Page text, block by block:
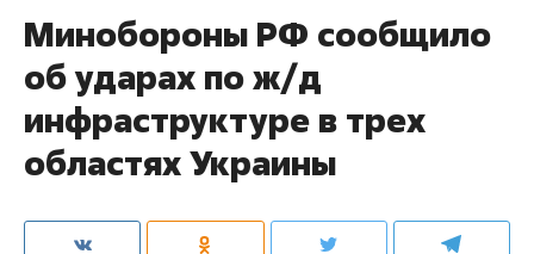
Минобороны РФ сообщило
об ударах по ж/д
инфраструктуре в трех
областях Украины